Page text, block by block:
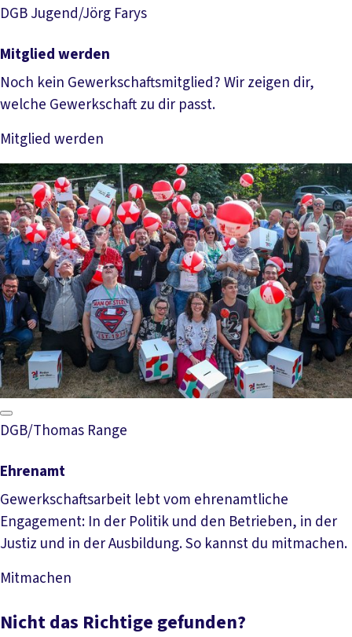
DGB Jugend/Jörg Farys
Mitglied werden
Noch kein Gewerkschaftsmitglied? Wir zeigen dir,
welche Gewerkschaft zu dir passt.
Mitglied werden
Mehr lesen
DGB/Thomas Range
Ehrenamt
Gewerkschaftsarbeit lebt vom ehrenamtliche
Engagement: In der Politik und den Betrieben, in der
Justiz und in der Ausbildung. So kannst du mitmachen.
Mitmachen
Mehr lesen
Nicht das Richtige gefunden?